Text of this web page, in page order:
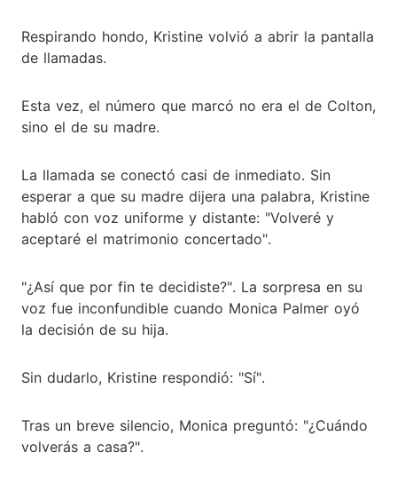
Respirando hondo, Kristine volvió a abrir la pantalla
de llamadas.
Esta vez, el número que marcó no era el de Colton,
sino el de su madre.
La llamada se conectó casi de inmediato. Sin
esperar a que su madre dijera una palabra, Kristine
habló con voz uniforme y distante: "Volveré y
aceptaré el matrimonio concertado".
"¿Así que por fin te decidiste?". La sorpresa en su
voz fue inconfundible cuando Monica Palmer oyó
la decisión de su hija.
Sin dudarlo, Kristine respondió: "Sí".
Tras un breve silencio, Monica preguntó: "¿Cuándo
volverás a casa?".